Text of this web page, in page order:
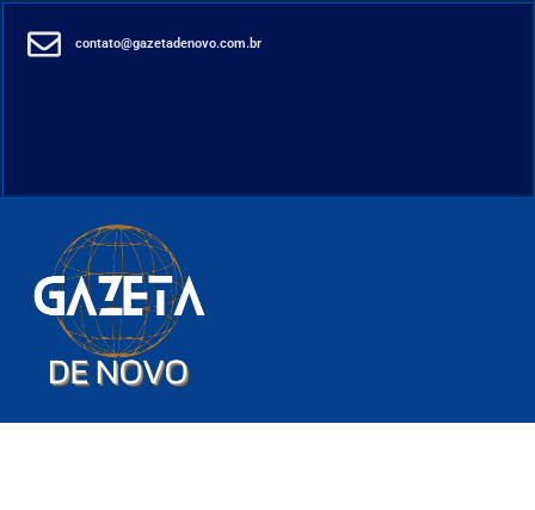
contato@gazetadenovo.com.br